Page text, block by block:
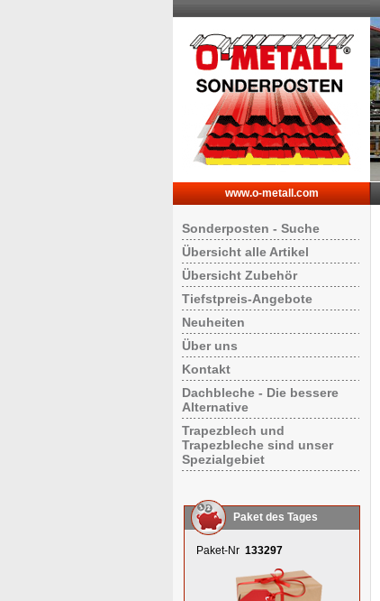
www.o-metall.com
Sonderposten - Suche
Übersicht alle Artikel
Übersicht Zubehör
Tiefstpreis-Angebote
Neuheiten
Über uns
Kontakt
Dachbleche - Die bessere
Alternative
Trapezblech und
Trapezbleche sind unser
Spezialgebiet
Paket des Tages
Paket-Nr 133297